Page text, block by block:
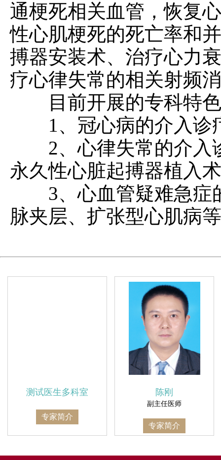
通梗死相关血管，恢复
性心肌梗死的死亡率和
搏器安装术、治疗心力
疗心律失常的相关射频
目前开展的专科特色
1、冠心病的介入诊
2、心律失常的介入
永久性心脏起搏器植入
3、心血管疑难急症
脉夹层、扩张型心肌病
测试医生多科室
专家简介
陈刚
副主任医师
专家简介